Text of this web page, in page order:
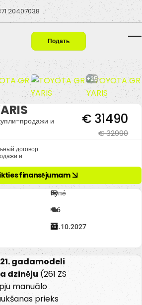
20407038
Подать
заявку
+25
продажи и
€ 32990
€ 31490
договор
и
finansējumam
Купе́
1.6
22.10.2027
gadamodeli
dzinēju (261 ZS
manuālo
prieks